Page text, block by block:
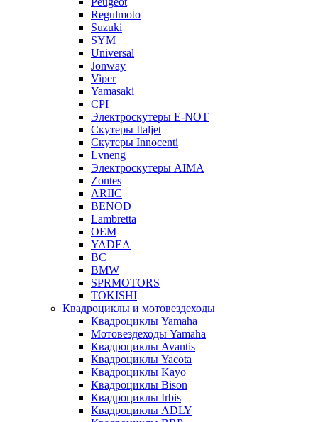
Regulmoto
Suzuki
SYM
Universal
Jonway
Viper
Yamasaki
CPI
Электроскутеры E-NOT
Скутеры Italjet
Скутеры Innocenti
Lvneng
Электроскутеры AIMA
Zontes
ARIIC
BENOD
Lambretta
OEM
YADEA
BC
BMW
SPRMOTORS
TOKISHI
Квадроциклы и мотовездеходы
Квадроциклы Yamaha
Мотовездеходы Yamaha
Квадроциклы Avantis
Квадроциклы Yacota
Квадроциклы Kayo
Квадроциклы Bison
Квадроциклы Irbis
Квадроциклы ADLY